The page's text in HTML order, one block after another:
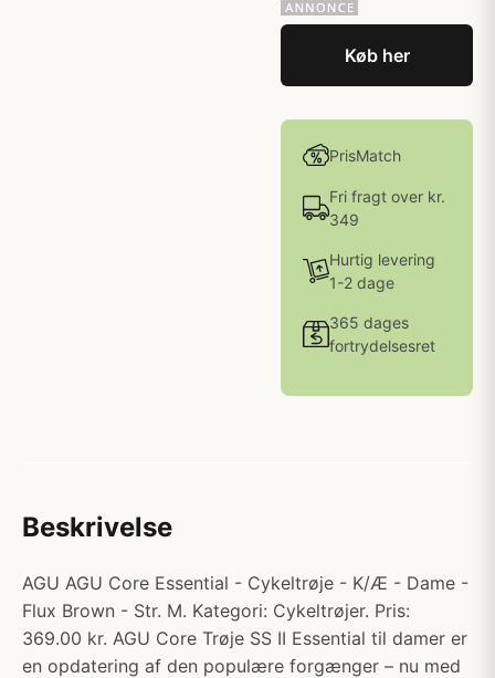
Køb her
PrisMatch
Fri fragt over kr.
349
Hurtig levering
1-2 dage
365 dages
fortrydelsesret
Beskrivelse
AGU AGU Core Essential - Cykeltrøje - K/Æ - Dame -
Flux Brown - Str. M. Kategori: Cykeltrøjer. Pris:
369.00 kr. AGU Core Trøje SS II Essential til damer er
en opdatering af den populære forgænger – nu med